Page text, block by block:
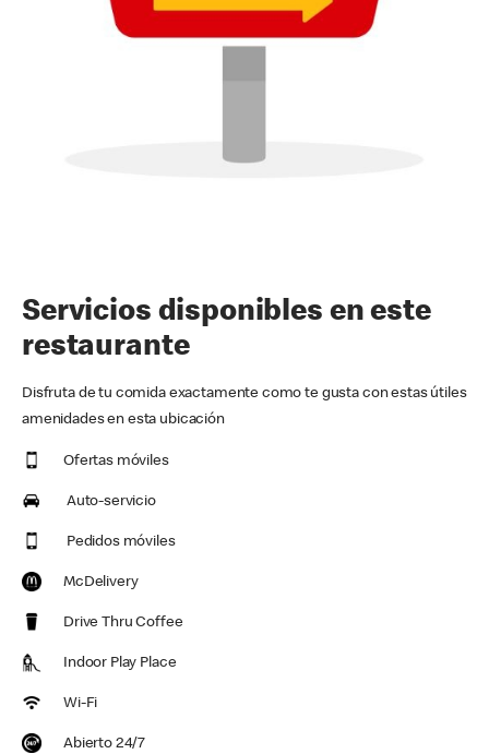
Servicios disponibles en este
restaurante
Disfruta de tu comida exactamente como te gusta con estas útiles
amenidades en esta ubicación
Ofertas móviles
Auto-servicio
Pedidos móviles
McDelivery
Drive Thru Coffee
Indoor Play Place
Wi-Fi
Abierto 24/7